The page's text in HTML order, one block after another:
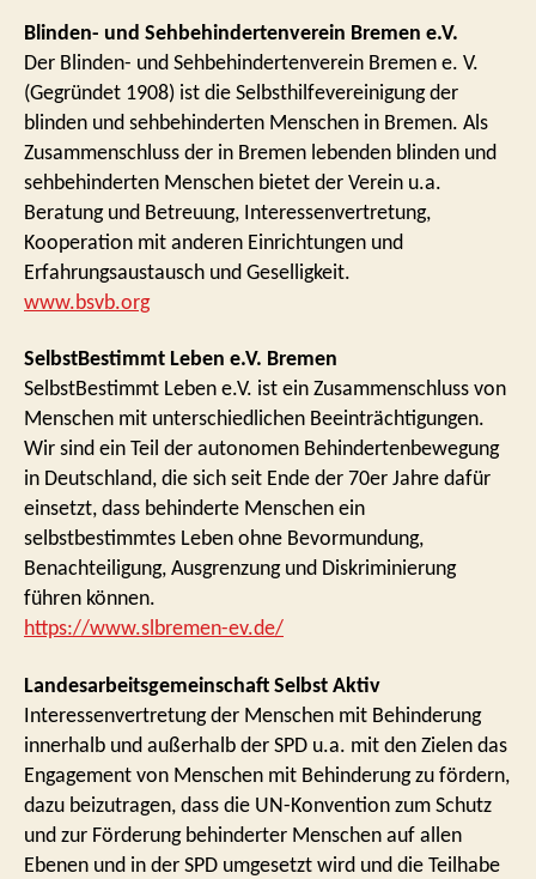
Blinden- und Sehbehindertenverein Bremen e.V.
Der Blinden- und Sehbehindertenverein Bremen e. V.
(Gegründet 1908) ist die Selbsthilfevereinigung der
blinden und sehbehinderten Menschen in Bremen. Als
Zusammenschluss der in Bremen lebenden blinden und
sehbehinderten Menschen bietet der Verein u.a.
Beratung und Betreuung, Interessenvertretung,
Kooperation mit anderen Einrichtungen und
Erfahrungsaustausch und Geselligkeit.
www.bsvb.org
SelbstBestimmt Leben e.V. Bremen
SelbstBestimmt Leben e.V. ist ein Zusammenschluss von
Menschen mit unterschiedlichen Beeinträchtigungen.
Wir sind ein Teil der autonomen Behindertenbewegung
in Deutschland, die sich seit Ende der 70er Jahre dafür
einsetzt, dass behinderte Menschen ein
selbstbestimmtes Leben ohne Bevormundung,
Benachteiligung, Ausgrenzung und Diskriminierung
führen können.
https://www.slbremen-ev.de/
Landesarbeitsgemeinschaft Selbst Aktiv
Interessenvertretung der Menschen mit Behinderung
innerhalb und außerhalb der SPD u.a. mit den Zielen das
Engagement von Menschen mit Behinderung zu fördern,
dazu beizutragen, dass die UN-Konvention zum Schutz
und zur Förderung behinderter Menschen auf allen
Ebenen und in der SPD umgesetzt wird und die Teilhabe